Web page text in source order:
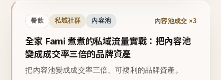
餐飲 私域社群 內容池 內容池成交 ×3
全家 Fami 煮煮的私域流量實戰：把內容池
變成成交率三倍的品牌資產
把內容池變成成交率三倍、可複利的品牌資產。